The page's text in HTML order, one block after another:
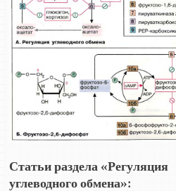
Статьи раздела «Регуляция
углеводного обмена»: